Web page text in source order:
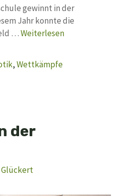
gewinnt in der
Jahr konnte die
…Weiterlesen
,Wettkämpfe
der